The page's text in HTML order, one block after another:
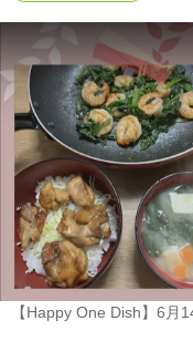
【Happy One Dish】6月